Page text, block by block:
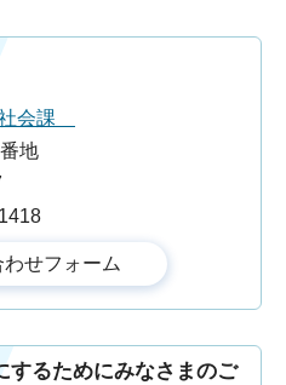
会課
地
するためにみなさまのご